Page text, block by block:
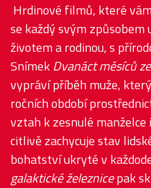
Hrdinové filmů, které
se každý svým způsobem
životem a rodinou, s
SnímekDvanáct měsíců
vypráví příběh muže,
ročních období
vztah k zesnulé
citlivě zachycuje stav
bohatství ukryté v
galaktické železnicepak